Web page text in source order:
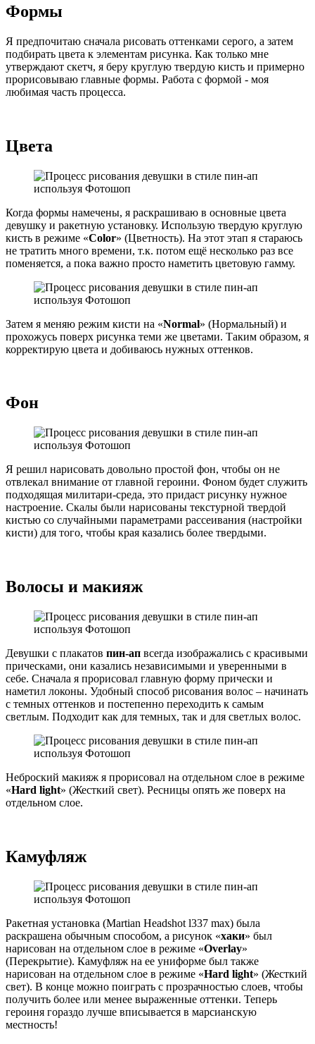
Формы
Я предпочитаю сначала рисовать оттенками серого, а затем
подбирать цвета к элементам рисунка. Как только мне
утверждают скетч, я беру круглую твердую кисть и примерно
прорисовываю главные формы. Работа с формой - моя
любимая часть процесса.
Цвета
Когда формы намечены, я раскрашиваю в основные цвета
девушку и ракетную установку. Использую твердую круглую
кисть в режиме «Color» (Цветность). На этот этап я стараюсь
не тратить много времени, т.к. потом ещё несколько раз все
поменяется, а пока важно просто наметить цветовую гамму.
Затем я меняю режим кисти на «Normal» (Нормальный) и
прохожусь поверх рисунка теми же цветами. Таким образом, я
корректирую цвета и добиваюсь нужных оттенков.
Фон
Я решил нарисовать довольно простой фон, чтобы он не
отвлекал внимание от главной героини. Фоном будет служить
подходящая милитари-среда, это придаст рисунку нужное
настроение. Скалы были нарисованы текстурной твердой
кистью со случайными параметрами рассеивания (настройки
кисти) для того, чтобы края казались более твердыми.
Волосы и макияж
Девушки с плакатов пин-ап всегда изображались с красивыми
прическами, они казались независимыми и уверенными в
себе. Сначала я прорисовал главную форму прически и
наметил локоны. Удобный способ рисования волос – начинать
с темных оттенков и постепенно переходить к самым
светлым. Подходит как для темных, так и для светлых волос.
Неброский макияж я прорисовал на отдельном слое в режиме
«Hard light» (Жесткий свет). Ресницы опять же поверх на
отдельном слое.
Камуфляж
Ракетная установка (Martian Headshot l337 max) была
раскрашена обычным способом, а рисунок «хаки» был
нарисован на отдельном слое в режиме «Overlay»
(Перекрытие). Камуфляж на ее униформе был также
нарисован на отдельном слое в режиме «Hard light» (Жесткий
свет). В конце можно поиграть с прозрачностью слоев, чтобы
получить более или менее выраженные оттенки. Теперь
героиня гораздо лучше вписывается в марсианскую
местность!